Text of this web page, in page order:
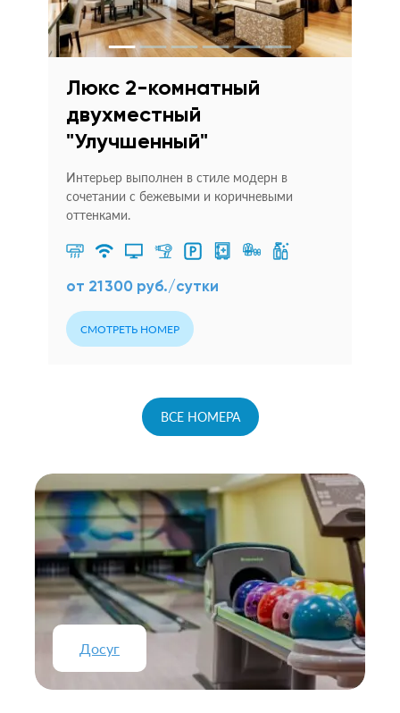
Люкс 2-комнатный
двухместный
"Улучшенный"
Интерьер выполнен в стиле модерн в
сочетании с бежевыми и коричневыми
оттенками.
от 21 300 руб./сутки
СМОТРЕТЬ НОМЕР
ВСЕ НОМЕРА
Досуг